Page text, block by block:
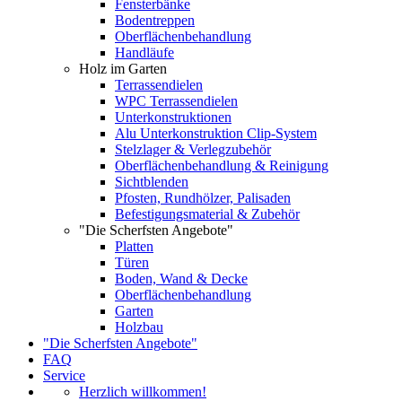
Fensterbänke
Bodentreppen
Oberflächenbehandlung
Handläufe
Holz im Garten
Terrassendielen
WPC Terrassendielen
Unterkonstruktionen
Alu Unterkonstruktion Clip-System
Stelzlager & Verlegzubehör
Oberflächenbehandlung & Reinigung
Sichtblenden
Pfosten, Rundhölzer, Palisaden
Befestigungsmaterial & Zubehör
"Die Scherfsten Angebote"
Platten
Türen
Boden, Wand & Decke
Oberflächenbehandlung
Garten
Holzbau
"Die Scherfsten Angebote"
FAQ
Service
Herzlich willkommen!